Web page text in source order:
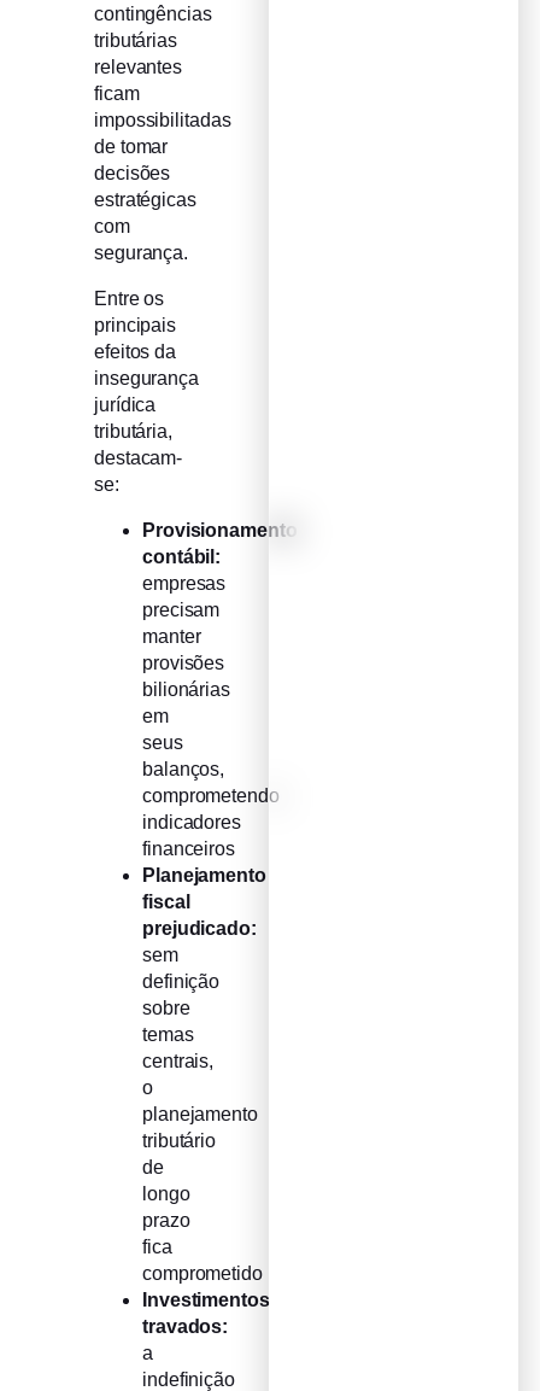
contingências
tributárias
relevantes
ficam
impossibilitadas
de tomar
decisões
estratégicas
com
segurança.
Entre os
principais
efeitos da
insegurança
jurídica
tributária,
destacam-
se:
Provisionamento
contábil:
empresas
precisam
manter
provisões
bilionárias
em
seus
balanços,
comprometendo
indicadores
financeiros
Planejamento
fiscal
prejudicado:
sem
definição
sobre
temas
centrais,
o
planejamento
tributário
de
longo
prazo
fica
comprometido
Investimentos
travados:
a
indefinição